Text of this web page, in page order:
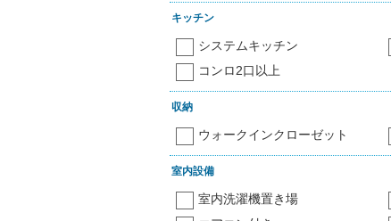
キッチン
システムキッチン
コンロ2口以上
収納
ウォークインクローゼット
室内設備
室内洗濯機置き場